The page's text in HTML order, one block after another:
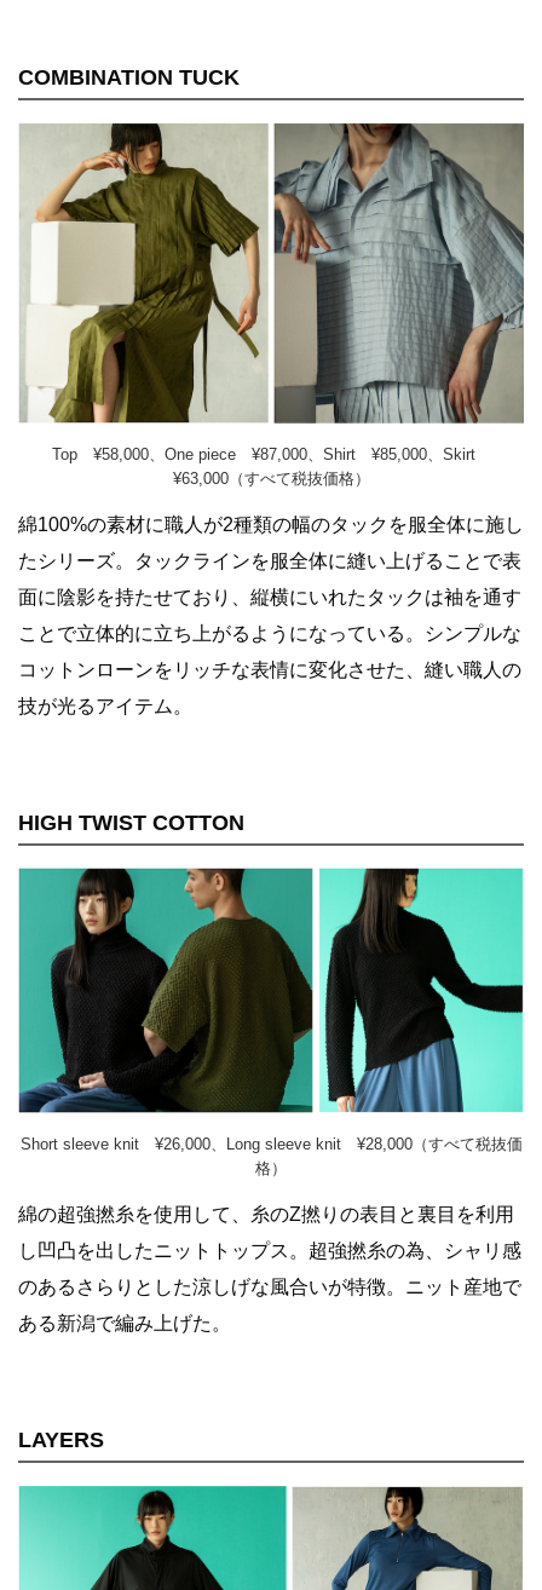
COMBINATION TUCK
Top ¥58,000、One piece ¥87,000、Shirt ¥85,000、Skirt
¥63,000（すべて税抜価格）
綿100%の素材に職人が2種類の幅のタックを服全体に施し
たシリーズ。タックラインを服全体に縫い上げることで表
面に陰影を持たせており、縦横にいれたタックは袖を通す
ことで立体的に立ち上がるようになっている。シンプルな
コットンローンをリッチな表情に変化させた、縫い職人の
技が光るアイテム。
HIGH TWIST COTTON
Short sleeve knit ¥26,000、Long sleeve knit ¥28,000（すべて税抜価
格）
綿の超強撚糸を使用して、糸のZ撚りの表目と裏目を利用
し凹凸を出したニットトップス。超強撚糸の為、シャリ感
のあるさらりとした涼しげな風合いが特徴。ニット産地で
ある新潟で編み上げた。
LAYERS